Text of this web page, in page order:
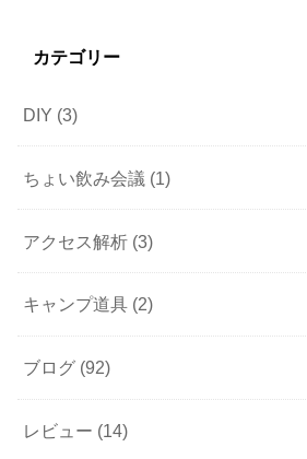
カテゴリー
DIY (3)
ちょい飲み会議 (1)
アクセス解析 (3)
キャンプ道具 (2)
ブログ (92)
レビュー (14)